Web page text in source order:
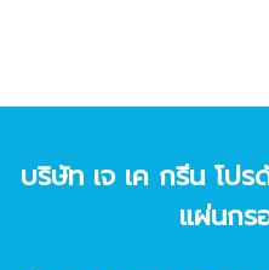
บริษัท เจ เค กรีน โป
แผ่นกร